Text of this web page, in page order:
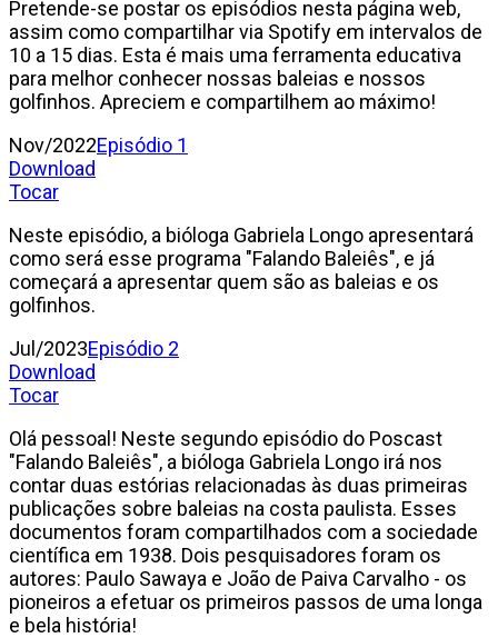
Pretende-se postar os episódios nesta página web,
assim como compartilhar via Spotify em intervalos de
10 a 15 dias. Esta é mais uma ferramenta educativa
para melhor conhecer nossas baleias e nossos
golfinhos. Apreciem e compartilhem ao máximo!
Nov/2022Episódio 1
Download
Tocar
Neste episódio, a bióloga Gabriela Longo apresentará
como será esse programa "Falando Baleiês", e já
começará a apresentar quem são as baleias e os
golfinhos.
Jul/2023Episódio 2
Download
Tocar
Olá pessoal! Neste segundo episódio do Poscast
"Falando Baleiês", a bióloga Gabriela Longo irá nos
contar duas estórias relacionadas às duas primeiras
publicações sobre baleias na costa paulista. Esses
documentos foram compartilhados com a sociedade
científica em 1938. Dois pesquisadores foram os
autores: Paulo Sawaya e João de Paiva Carvalho - os
pioneiros a efetuar os primeiros passos de uma longa
e bela história!